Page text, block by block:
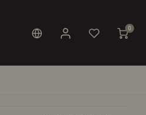
0